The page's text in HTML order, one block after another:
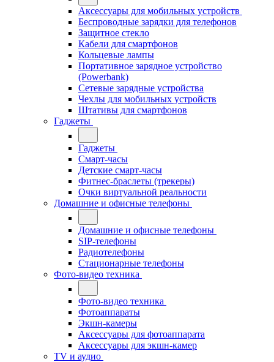
Аксессуары для мобильных устройств
Беспроводные зарядки для телефонов
Защитное стекло
Кабели для смартфонов
Кольцевые лампы
Портативное зарядное устройство
(Powerbank)
Сетевые зарядные устройства
Чехлы для мобильных устройств
Штативы для смартфонов
Гаджеты
Гаджеты
Смарт-часы
Детские смарт-часы
Фитнес-браслеты (трекеры)
Очки виртуальной реальности
Домашние и офисные телефоны
Домашние и офисные телефоны
SIP-телефоны
Радиотелефоны
Стационарные телефоны
Фото-видео техника
Фото-видео техника
Фотоаппараты
Экшн-камеры
Аксессуары для фотоаппарата
Аксессуары для экшн-камер
TV и аудио